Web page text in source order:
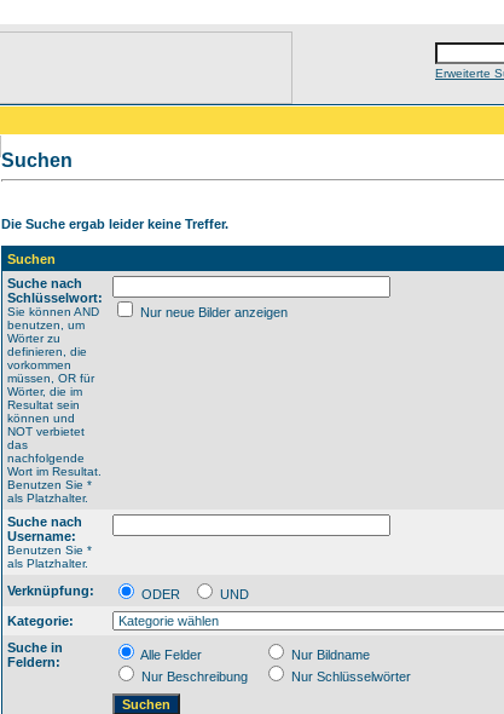
Erweiterte
Suchen
Die Suche ergab leider keine Treffer.
Suchen
Suche nach
Schlüsselwort:
Sie können AND
benutzen, um
Wörter zu
definieren, die
vorkommen
müssen, OR für
Wörter, die im
Resultat sein
können und
NOT verbietet
das
nachfolgende
Wort im Resultat.
Benutzen Sie *
als Platzhalter.
Nur neue Bilder anzeigen
Suche nach
Username:
Benutzen Sie *
als Platzhalter.
Verknüpfung: ODER
UND
Kategorie:
Suche in
Feldern:
Alle Felder
Nur Bildname
Nur Beschreibung
Nur Schlüsselwörter